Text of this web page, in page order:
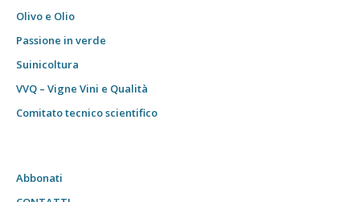
Olivo e Olio
Passione in verde
Suinicoltura
VVQ – Vigne Vini e Qualità
Comitato tecnico scientifico
Abbonati